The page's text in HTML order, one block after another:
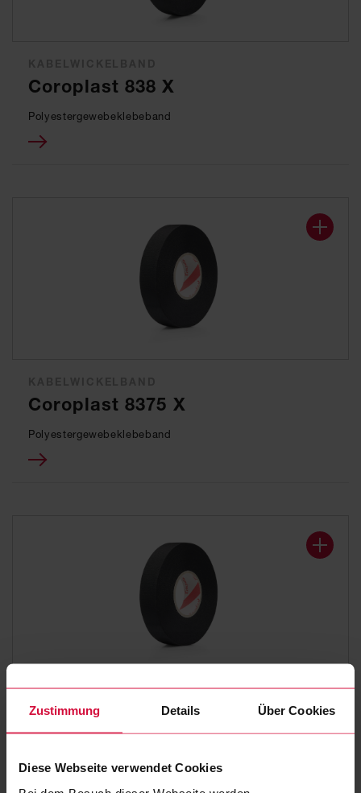
Zustimmung Details Über Cookies
Diese Webseite verwendet Cookies
Coroplast 838 X
Polyestergewebeklebeband
Coroplast 8375 X
Polyestergewebeklebeband
Coroplast 839